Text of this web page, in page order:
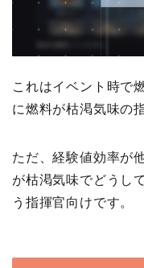
これはイベント時で
に燃料が枯渇気味の
ただ、経験値効率が
が枯渇気味でどうし
う指揮官向けです。